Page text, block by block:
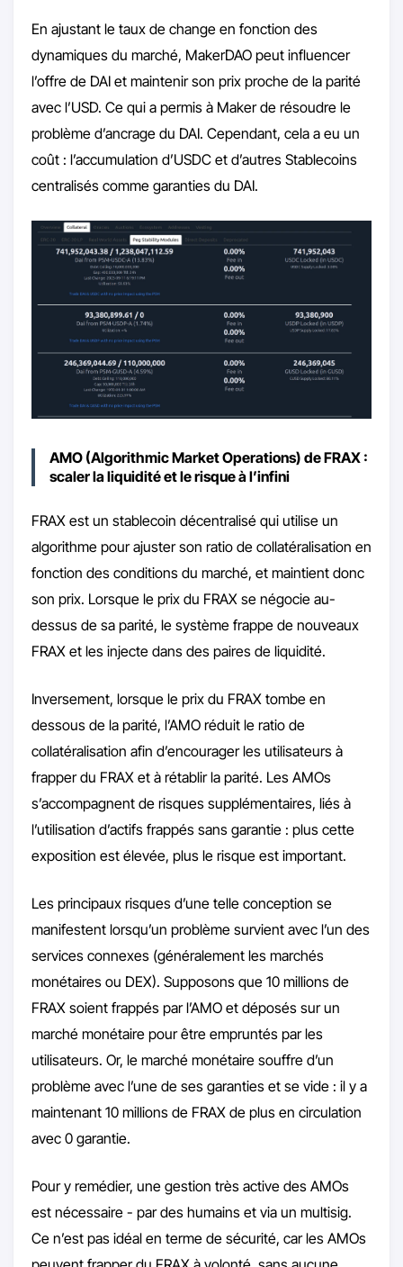
En ajustant le taux de change en fonction des
dynamiques du marché, MakerDAO peut influencer
l’offre de DAI et maintenir son prix proche de la parité
avec l’USD. Ce qui a permis à Maker de résoudre le
problème d’ancrage du DAI. Cependant, cela a eu un
coût : l’accumulation d’USDC et d’autres Stablecoins
centralisés comme garanties du DAI.
AMO (Algorithmic Market Operations) de FRAX :
scaler la liquidité et le risque à l’infini
FRAX est un stablecoin décentralisé qui utilise un
algorithme pour ajuster son ratio de collatéralisation en
fonction des conditions du marché, et maintient donc
son prix. Lorsque le prix du FRAX se négocie au-
dessus de sa parité, le système frappe de nouveaux
FRAX et les injecte dans des paires de liquidité.
Inversement, lorsque le prix du FRAX tombe en
dessous de la parité, l’AMO réduit le ratio de
collatéralisation afin d’encourager les utilisateurs à
frapper du FRAX et à rétablir la parité. Les AMOs
s’accompagnent de risques supplémentaires, liés à
l’utilisation d’actifs frappés sans garantie : plus cette
exposition est élevée, plus le risque est important.
Les principaux risques d’une telle conception se
manifestent lorsqu’un problème survient avec l’un des
services connexes (généralement les marchés
monétaires ou DEX). Supposons que 10 millions de
FRAX soient frappés par l’AMO et déposés sur un
marché monétaire pour être empruntés par les
utilisateurs. Or, le marché monétaire souffre d’un
problème avec l’une de ses garanties et se vide : il y a
maintenant 10 millions de FRAX de plus en circulation
avec 0 garantie.
Pour y remédier, une gestion très active des AMOs
est nécessaire - par des humains et via un multisig.
Ce n’est pas idéal en terme de sécurité, car les AMOs